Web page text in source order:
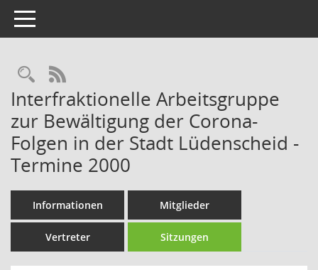
Toggle navigation
Rechercheauswahl
RSS-Feed
Interfraktionelle Arbeitsgruppe
zur Bewältigung der Corona-
Folgen in der Stadt Lüdenscheid -
Termine 2000
Informationen Mitglieder
Vertreter Sitzungen